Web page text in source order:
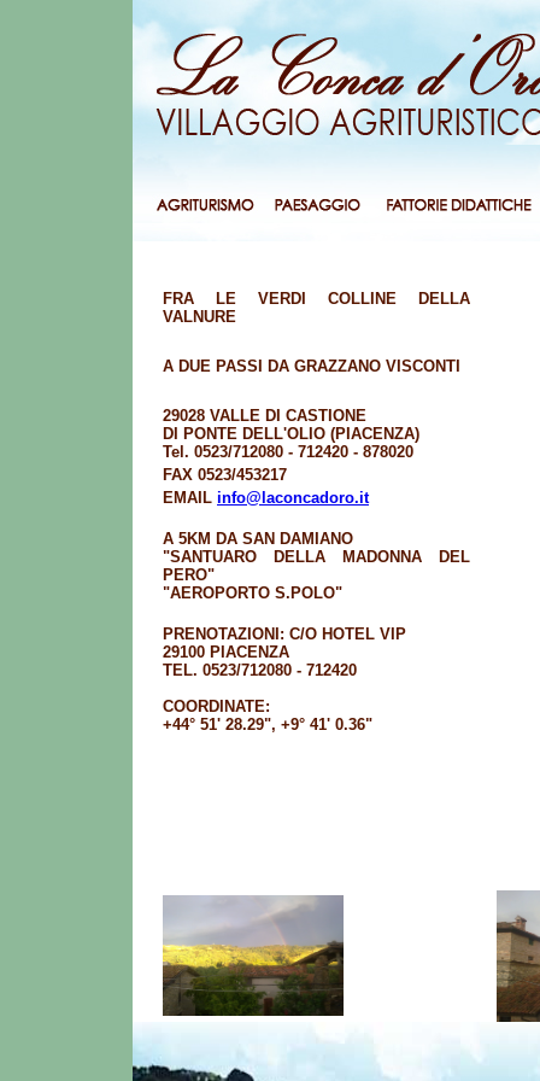
FRA LE VERDI COLLINE DELLA
VALNURE
A DUE PASSI DA GRAZZANO VISCONTI
29028 VALLE DI CASTIONE
DI PONTE DELL'OLIO (PIACENZA)
Tel. 0523/712080 - 712420 - 878020
FAX 0523/453217
EMAIL info@laconcadoro.it
A 5KM DA SAN DAMIANO
"SANTUARO DELLA MADONNA DEL
PERO"
"AEROPORTO S.POLO"
PRENOTAZIONI: C/O HOTEL VIP
29100 PIACENZA
TEL. 0523/712080 - 712420
COORDINATE:
+44° 51' 28.29", +9° 41' 0.36"